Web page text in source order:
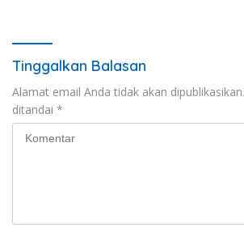
Tinggalkan Balasan
Alamat email Anda tidak akan dipublikasikan.
ditandai *